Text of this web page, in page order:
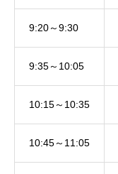
9:20～9:30
9:35～10:05
10:15～10:35
10:45～11:05